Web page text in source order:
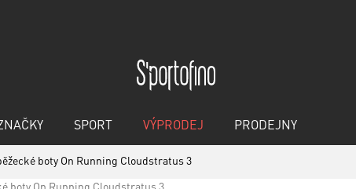
SPORT VÝPRODEJ PRODEJNY
boty On Running Cloudstratus 3